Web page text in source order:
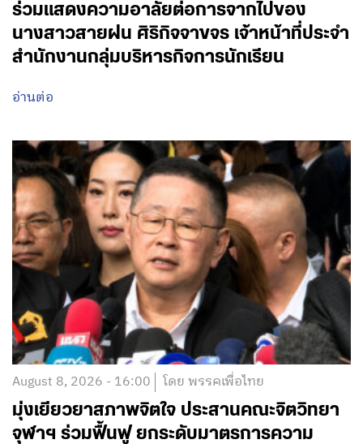
ร่วมแสดงความอาลัยต่อการจากไปของ
นางสาวสายฝน ศิริกิจจาขจร เจ้าหน้าที่ประจำ
สำนักงานกลุ่มบริหารกิจการนักเรียน
อ่านต่อ
August 8, 2026 - 16:00 โดย พรรคเพื่อไทย
มุ่งเยียวยาสภาพจิตใจ ประสานคณะจิตวิทยา
จุฬาฯ ร่วมฟื้นฟู ยกระดับมาตรการความ